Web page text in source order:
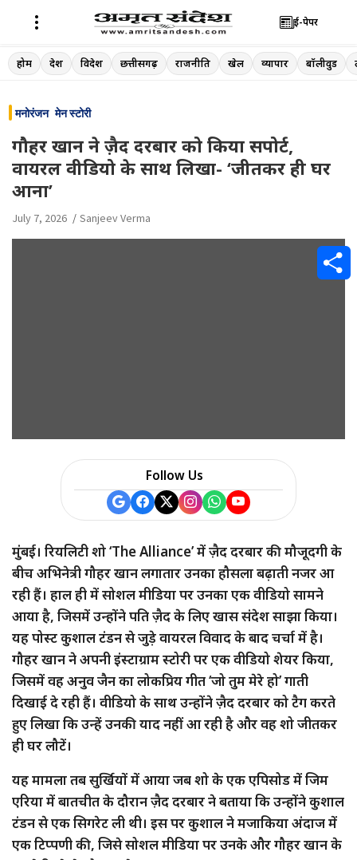
Skip
to
ई-पेपर
होम देश विदेश छत्तीसगढ़ राजनीति खेल व्यापार बॉलीवुड
मनोरंजन मेन स्टोरी
गौहर खान ने ज़ैद दरबार को किया सपोर्ट,
वायरल वीडियो के साथ लिखा- ‘जीतकर ही घर
आना’
July 7, 2026 Sanjeev Verma
Follow Us
मुंबई। रियलिटी शो ‘The Alliance’ में ज़ैद दरबार की मौजूदगी के
बीच अभिनेत्री गौहर खान लगातार उनका हौसला बढ़ाती नजर आ
रही हैं। हाल ही में सोशल मीडिया पर उनका एक वीडियो सामने
आया है, जिसमें उन्होंने पति ज़ैद के लिए खास संदेश साझा किया।
यह पोस्ट कुशाल टंडन से जुड़े वायरल विवाद के बाद चर्चा में है।
गौहर खान ने अपनी इंस्टाग्राम स्टोरी पर एक वीडियो शेयर किया,
जिसमें वह अनुव जैन का लोकप्रिय गीत ‘जो तुम मेरे हो’ गाती
दिखाई दे रही हैं। वीडियो के साथ उन्होंने ज़ैद दरबार को टैग करते
हुए लिखा कि उन्हें उनकी याद नहीं आ रही है और वह शो जीतकर
ही घर लौटें।
यह मामला तब सुर्खियों में आया जब शो के एक एपिसोड में जिम
एरिया में बातचीत के दौरान ज़ैद दरबार ने बताया कि उन्होंने कुशाल
टंडन से एक सिगरेट ली थी। इस पर कुशाल ने मजाकिया अंदाज में
एक टिप्पणी की, जिसे सोशल मीडिया पर उनके और गौहर खान के